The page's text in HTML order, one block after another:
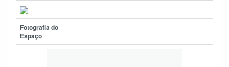
Fotografia do
Espaço